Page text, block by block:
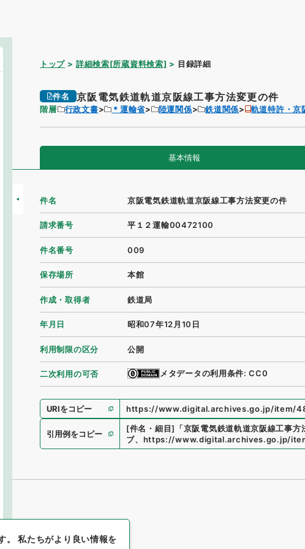
トップ 詳細検索[所蔵資料検索] 目録詳細
件名 京阪電気鉄道軌道京阪線工事方法変更の件
階層 行政文書 ＊運輸省 陸運関係 鉄道関係 軌道特許・京
基本情報
件名 京阪電気鉄道軌道京阪線工事方法変更の件
請求番号 平１２運輸00472100
件名番号 009
保存場所 本館
作成・取得者 鉄道局
年月日 昭和07年12月10日
利用制限の区分 公開
二次利用の可否 メタデータの利用条件: CC0
URIをコピー https://www.digital.archives.go.jp/item/
引用例をコピー
[件名・細目] 「京阪電気鉄道軌道京阪線工事方
ブ、 https://www.digital.archives.go.jp/
。私たちがより良い情報を